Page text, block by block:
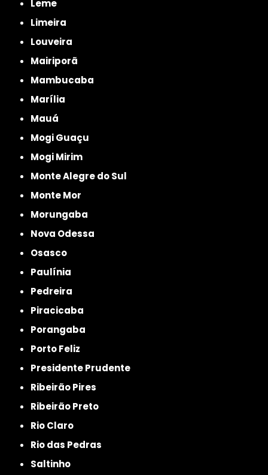
Leme
Limeira
Louveira
Mairiporã
Mambucaba
Marília
Mauá
Mogi Guaçu
Mogi Mirim
Monte Alegre do Sul
Monte Mor
Morungaba
Nova Odessa
Osasco
Paulínia
Pedreira
Piracicaba
Porangaba
Porto Feliz
Presidente Prudente
Ribeirão Pires
Ribeirão Preto
Rio Claro
Rio das Pedras
Saltinho